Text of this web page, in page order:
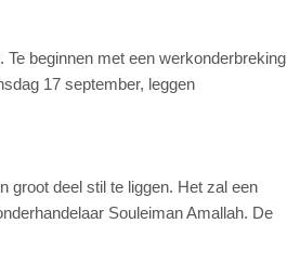
beginnen met een werkonderbreking
17 september, leggen
groot deel stil te liggen. Het zal een
Souleiman Amallah. De